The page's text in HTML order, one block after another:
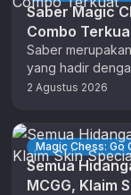
Saber Magic
Combo
Saber
yang hadir
anda sudah tidak
2 Agustus 2026
Magic Chess: Go
Semua
MCGG, Klaim